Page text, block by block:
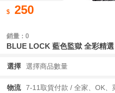
250
銷量 : 0
BLUE LOCK 藍色監獄 全彩精
選擇 選擇商品數量
物流